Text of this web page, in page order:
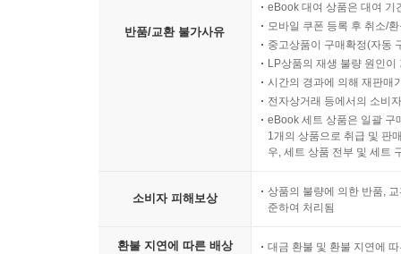
반품/교환 불가사유
eBook 대여 상품은 대여 기
모바일 쿠폰 등록 후 취소/
중고상품이 구매확정(자동
LP상품의 재생 불량 원인
시간의 경과에 의해 재판매
전자상거래 등에서의 소비
eBook 세트 상품은 일괄 구
1개의 상품으로 취급 및 판
우, 세트 상품 전부 및 세트
소비자 피해보상
상품의 불량에 의한 반품,
준하여 처리됨
환불 지연에 따른 배상 대금 환불 및 환불 지연에